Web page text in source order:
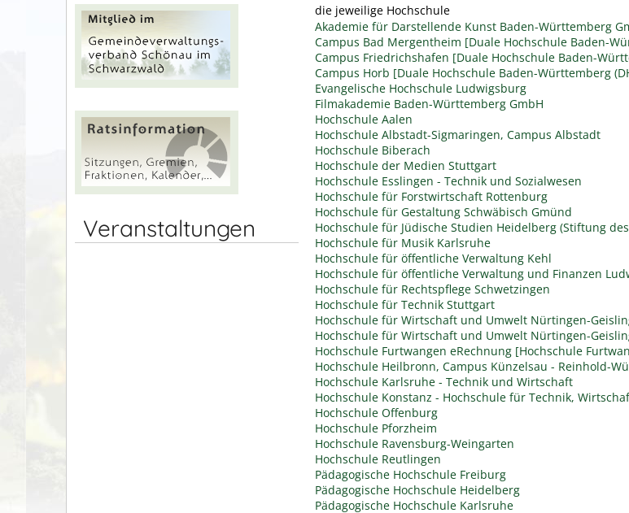
Veranstaltungen
die jeweilige Hochschule
Akademie für Darstellende Kunst Baden-Württemberg
Campus Bad Mergentheim [Duale Hochschule Baden-
Campus Friedrichshafen [Duale Hochschule Baden-
Campus Horb [Duale Hochschule Baden-Württemberg
Evangelische Hochschule Ludwigsburg
Filmakademie Baden-Württemberg GmbH
Hochschule Aalen
Hochschule Albstadt-Sigmaringen, Campus Albstadt
Hochschule Biberach
Hochschule der Medien Stuttgart
Hochschule Esslingen - Technik und Sozialwesen
Hochschule für Forstwirtschaft Rottenburg
Hochschule für Gestaltung Schwäbisch Gmünd
Hochschule für Jüdische Studien Heidelberg (Stiftung
Hochschule für Musik Karlsruhe
Hochschule für öffentliche Verwaltung Kehl
Hochschule für öffentliche Verwaltung und Finanzen
Hochschule für Rechtspflege Schwetzingen
Hochschule für Technik Stuttgart
Hochschule für Wirtschaft und Umwelt Nürtingen-
Hochschule für Wirtschaft und Umwelt Nürtingen-
Hochschule Furtwangen eRechnung [Hochschule
Hochschule Heilbronn, Campus Künzelsau - Reinhold-
Hochschule Karlsruhe - Technik und Wirtschaft
Hochschule Konstanz - Hochschule für Technik,
Hochschule Offenburg
Hochschule Pforzheim
Hochschule Ravensburg-Weingarten
Hochschule Reutlingen
Pädagogische Hochschule Freiburg
Pädagogische Hochschule Heidelberg
Pädagogische Hochschule Karlsruhe